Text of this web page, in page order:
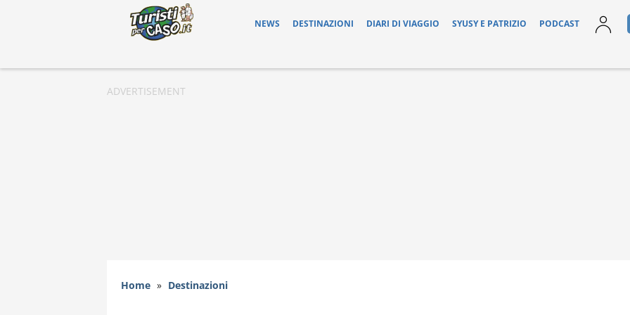
NEWS DESTINAZIONI DIARI DI VIAGGIO SYUSY E PATRIZIO PODCAST
Home » Destinazioni